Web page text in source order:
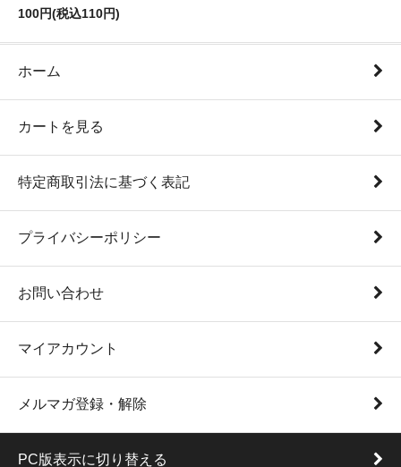
100円(税込110円)
ホーム
カートを見る
特定商取引法に基づく表記
プライバシーポリシー
お問い合わせ
マイアカウント
メルマガ登録・解除
PC版表示に切り替える